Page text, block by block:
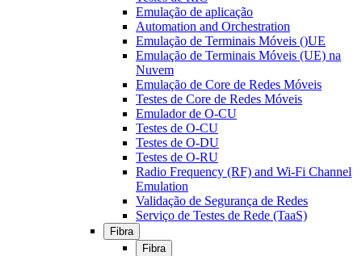
Emulação de aplicação
Automation and Orchestration
Emulação de Terminais Móveis ()UE
Emulação de Terminais Móveis (UE) na
Nuvem
Emulação de Core de Redes Móveis
Testes de Core de Redes Móveis
Emulador de O-CU
Testes de O-CU
Testes de O-DU
Testes de O-RU
Radio Frequency (RF) and Wi-Fi Channel
Emulation
Validação de Segurança de Redes
Serviço de Testes de Rede (TaaS)
Fibra
Fibra